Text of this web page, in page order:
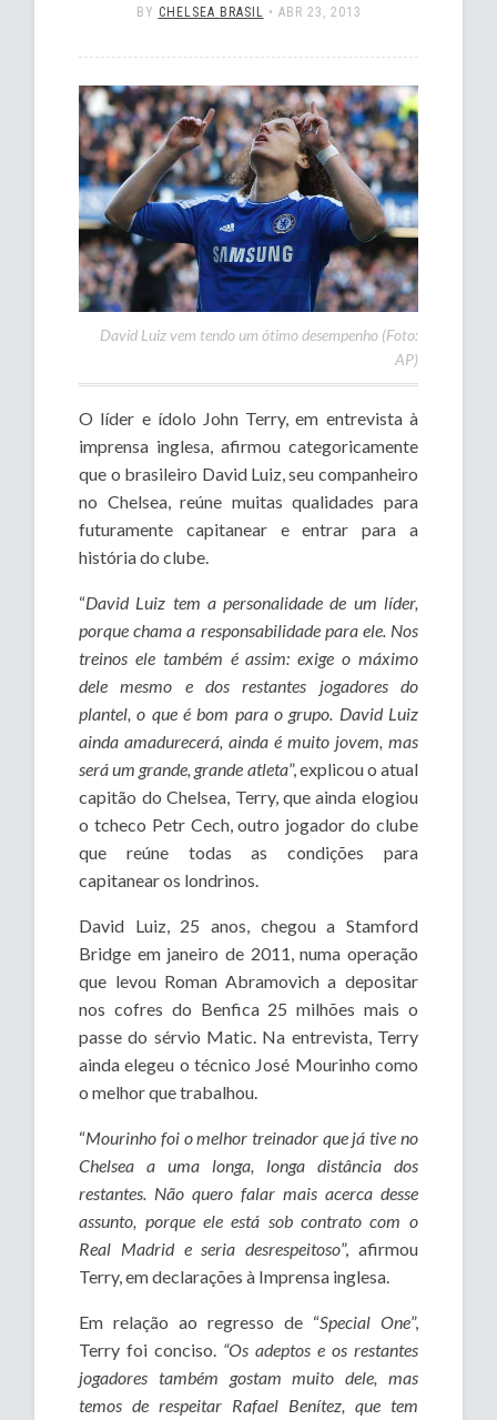
BY CHELSEA BRASIL • ABR 23, 2013
David Luiz vem tendo um ótimo desempenho (Foto:
AP)
O líder e ídolo John Terry, em entrevista à
imprensa inglesa, afirmou categoricamente
que o brasileiro David Luiz, seu companheiro
no Chelsea, reúne muitas qualidades para
futuramente capitanear e entrar para a
história do clube.
“David Luiz tem a personalidade de um líder,
porque chama a responsabilidade para ele. Nos
treinos ele também é assim: exige o máximo
dele mesmo e dos restantes jogadores do
plantel, o que é bom para o grupo. David Luiz
ainda amadurecerá, ainda é muito jovem, mas
será um grande, grande atleta”, explicou o atual
capitão do Chelsea, Terry, que ainda elogiou
o tcheco Petr Cech, outro jogador do clube
que reúne todas as condições para
capitanear os londrinos.
David Luiz, 25 anos, chegou a Stamford
Bridge em janeiro de 2011, numa operação
que levou Roman Abramovich a depositar
nos cofres do Benfica 25 milhões mais o
passe do sérvio Matic. Na entrevista, Terry
ainda elegeu o técnico José Mourinho como
o melhor que trabalhou.
“Mourinho foi o melhor treinador que já tive no
Chelsea a uma longa, longa distância dos
restantes. Não quero falar mais acerca desse
assunto, porque ele está sob contrato com o
Real Madrid e seria desrespeitoso”, afirmou
Terry, em declarações à Imprensa inglesa.
Em relação ao regresso de “Special One”,
Terry foi conciso. “Os adeptos e os restantes
jogadores também gostam muito dele, mas
temos de respeitar Rafael Benítez, que tem